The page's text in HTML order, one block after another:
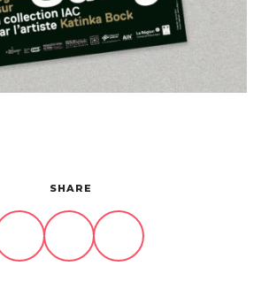
À propos
Contact
SHARE